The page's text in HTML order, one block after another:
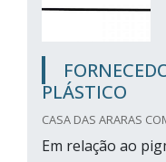
PLÁSTICO
CASA DAS ARARAS
Em relação ao